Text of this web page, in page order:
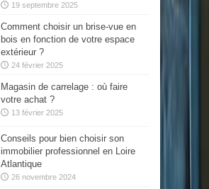
19 septembre 2025
Comment choisir un brise-vue en
bois en fonction de votre espace
extérieur ?
24 février 2025
Magasin de carrelage : où faire
votre achat ?
13 février 2025
Conseils pour bien choisir son
immobilier professionnel en Loire
Atlantique
26 novembre 2024